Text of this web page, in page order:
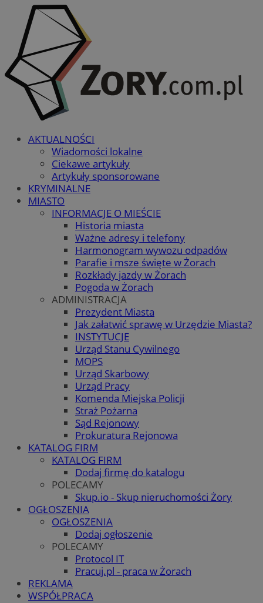
AKTUALNOŚCI
Wiadomości lokalne
Ciekawe artykuły
Artykuły sponsorowane
KRYMINALNE
MIASTO
INFORMACJE O MIEŚCIE
Historia miasta
Ważne adresy i telefony
Harmonogram wywozu odpadów
Parafie i msze święte w Żorach
Rozkłady jazdy w Żorach
Pogoda w Żorach
ADMINISTRACJA
Prezydent Miasta
Jak załatwić sprawę w Urzędzie Miasta?
INSTYTUCJE
Urząd Stanu Cywilnego
MOPS
Urząd Skarbowy
Urząd Pracy
Komenda Miejska Policji
Straż Pożarna
Sąd Rejonowy
Prokuratura Rejonowa
KATALOG FIRM
KATALOG FIRM
Dodaj firmę do katalogu
POLECAMY
Skup.io - Skup nieruchomości Żory
OGŁOSZENIA
OGŁOSZENIA
Dodaj ogłoszenie
POLECAMY
Protocol IT
Pracuj.pl - praca w Żorach
REKLAMA
WSPÓŁPRACA